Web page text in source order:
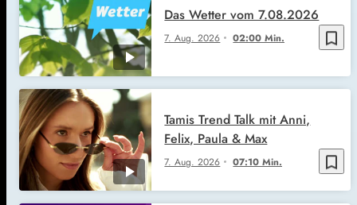
bookmark_border
7. Aug. 2026 02:00 Min.
Das Wetter vom 7.08.2026
bookmark_border
7. Aug. 2026 07:10 Min.
Tamis Trend Talk mit Anni,
Felix, Paula & Max